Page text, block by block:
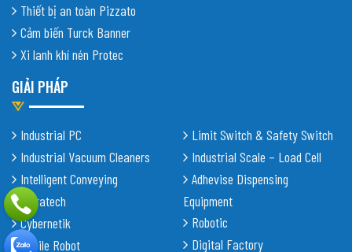
Thiết bị an toàn Pizzato
Cảm biến Turck Banner
Xi lanh khí nén Protec
GIẢI PHÁP
Industrial PC
Industrial Vacuum Cleaners
Intelligent Conveying
Shiratech
Cybernetik
Mobile Robot
Limit Switch & Safety Switch
Industrial Scale – Load Cell
Adhevise Dispensing
Equipment
Robotic
Digital Factory